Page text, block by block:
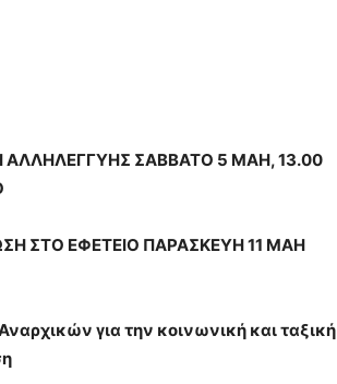
ΑΛΛΗΛΕΓΓΥΗΣ ΣΑΒΒΑΤΟ 5 ΜΑΗ, 13.00
ΣΤΟ ΕΦΕΤΕΙΟ ΠΑΡΑΣΚΕΥΗ 11 ΜΑΗ
για την κοινωνική και ταξική